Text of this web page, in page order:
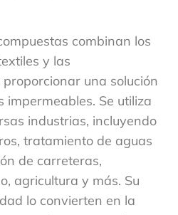
combinan los
y las
una solución
Se utiliza
industrias, incluyendo
tratamiento de aguas
de carreteras,
agricultura y más. Su
lo convierten en la